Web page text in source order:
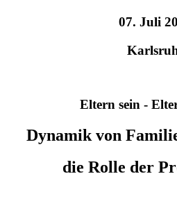
07. Juli
Eltern sein -
Dynamik von
die Rolle der